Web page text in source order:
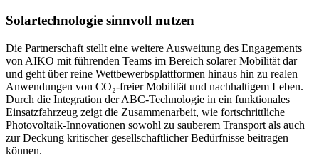
Solartechnologie sinnvoll nutzen
Die Partnerschaft stellt eine weitere Ausweitung des Engagements
von AIKO mit führenden Teams im Bereich solarer Mobilität dar
und geht über reine Wettbewerbsplattformen hinaus hin zu realen
Anwendungen von CO₂-freier Mobilität und nachhaltigem Leben.
Durch die Integration der ABC-Technologie in ein funktionales
Einsatzfahrzeug zeigt die Zusammenarbeit, wie fortschrittliche
Photovoltaik-Innovationen sowohl zu sauberem Transport als auch
zur Deckung kritischer gesellschaftlicher Bedürfnisse beitragen
können.